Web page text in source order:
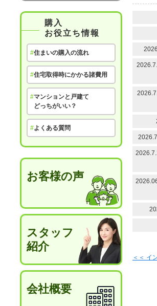
＜＜ イ
購入
お役立ち情報
#住まいの購入の流れ
#住宅取得時にかかる諸費用
#マンションと戸建て
どっちがいい？
#よくある質問
お客様の声
スタッフ
紹介
会社概要